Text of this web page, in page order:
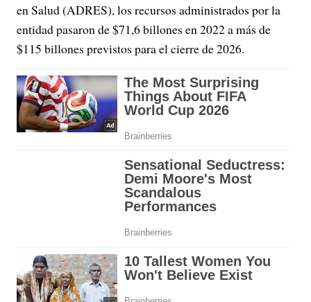
en Salud (ADRES), los recursos administrados por la
entidad pasaron de $71,6 billones en 2022 a más de
$115 billones previstos para el cierre de 2026.